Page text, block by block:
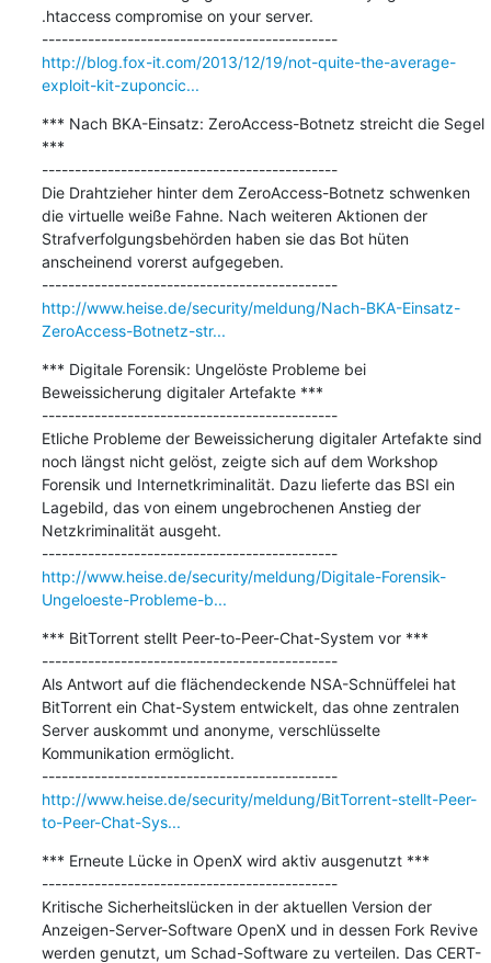
.htaccess compromise on your server.
---------------------------------------------
http://blog.fox-it.com/2013/12/19/not-quite-the-average-
exploit-kit-zuponcic...
*** Nach BKA-Einsatz: ZeroAccess-Botnetz streicht die Segel
***
---------------------------------------------
Die Drahtzieher hinter dem ZeroAccess-Botnetz schwenken
die virtuelle weiße Fahne. Nach weiteren Aktionen der
Strafverfolgungsbehörden haben sie das Bot hüten
anscheinend vorerst aufgegeben.
---------------------------------------------
http://www.heise.de/security/meldung/Nach-BKA-Einsatz-
ZeroAccess-Botnetz-str...
*** Digitale Forensik: Ungelöste Probleme bei
Beweissicherung digitaler Artefakte ***
---------------------------------------------
Etliche Probleme der Beweissicherung digitaler Artefakte sind
noch längst nicht gelöst, zeigte sich auf dem Workshop
Forensik und Internetkriminalität. Dazu lieferte das BSI ein
Lagebild, das von einem ungebrochenen Anstieg der
Netzkriminalität ausgeht.
---------------------------------------------
http://www.heise.de/security/meldung/Digitale-Forensik-
Ungeloeste-Probleme-b...
*** BitTorrent stellt Peer-to-Peer-Chat-System vor ***
---------------------------------------------
Als Antwort auf die flächendeckende NSA-Schnüffelei hat
BitTorrent ein Chat-System entwickelt, das ohne zentralen
Server auskommt und anonyme, verschlüsselte
Kommunikation ermöglicht.
---------------------------------------------
http://www.heise.de/security/meldung/BitTorrent-stellt-Peer-
to-Peer-Chat-Sys...
*** Erneute Lücke in OpenX wird aktiv ausgenutzt ***
---------------------------------------------
Kritische Sicherheitslücken in der aktuellen Version der
Anzeigen-Server-Software OpenX und in dessen Fork Revive
werden genutzt, um Schad-Software zu verteilen. Das CERT-